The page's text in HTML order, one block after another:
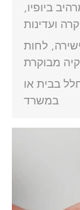
ביופיו,
ועדינות
לחות
מבוקרת
בבית או
במשרד